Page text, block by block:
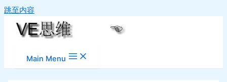
跳至内容
Main Menu